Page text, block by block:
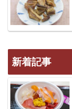
新着記事